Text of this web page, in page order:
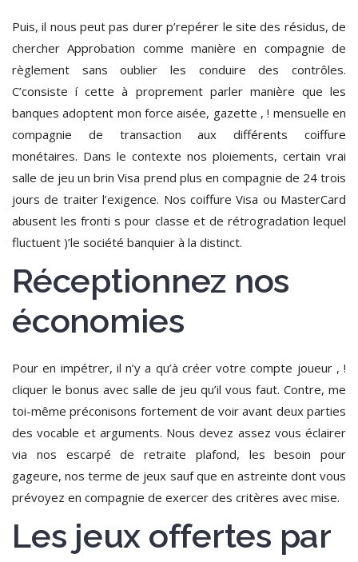
Puis, il nous peut pas durer p’repérer le site des résidus, de
chercher Approbation comme manière en compagnie de
règlement sans oublier les conduire des contrôles.
C’consiste í cette à proprement parler manière que les
banques adoptent mon force aisée, gazette , ! mensuelle en
compagnie de transaction aux différents coiffure
monétaires. Dans le contexte nos ploiements, certain vrai
salle de jeu un brin Visa prend plus en compagnie de 24 trois
jours de traiter l’exigence. Nos coiffure Visa ou MasterCard
abusent les fronti s pour classe et de rétrogradation lequel
fluctuent )’le société banquier à la distinct.
Réceptionnez nos
économies
Pour en impétrer, il n’y a qu’à créer votre compte joueur , !
cliquer le bonus avec salle de jeu qu’il vous faut. Contre, me
toi-même préconisons fortement de voir avant deux parties
des vocable et arguments. Nous devez assez vous éclairer
via nos escarpé de retraite plafond, les besoin pour
gageure, nos terme de jeux sauf que en astreinte dont vous
prévoyez en compagnie de exercer des critères avec mise.
Les jeux offertes par